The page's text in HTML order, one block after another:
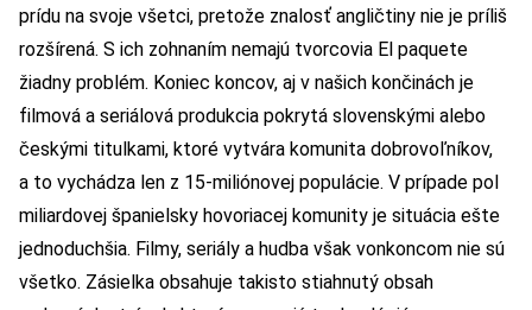
prídu na svoje všetci, pretože znalosť angličtiny nie je príliš
rozšírená. S ich zohnaním nemajú tvorcovia El paquete
žiadny problém. Koniec koncov, aj v našich končinách je
filmová a seriálová produkcia pokrytá slovenskými alebo
českými titulkami, ktoré vytvára komunita dobrovoľníkov,
a to vychádza len z 15-miliónovej populácie. V prípade pol
miliardovej španielsky hovoriacej komunity je situácia ešte
jednoduchšia. Filmy, seriály a hudba však vonkoncom nie sú
všetko. Zásielka obsahuje takisto stiahnutý obsah